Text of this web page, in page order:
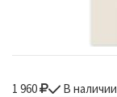
1 960
В наличии